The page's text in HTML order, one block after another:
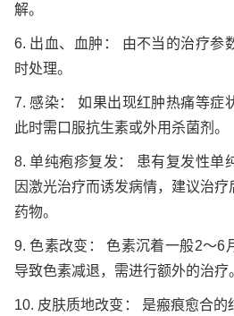
解。
6. 出血、血肿： 由不当的治疗参
时处理。
7. 感染： 如果出现红肿热痛等症
此时需口服抗生素或外用杀菌剂。
8. 单纯疱疹复发： 患有复发性单
因激光治疗而诱发病情，建议治
药物。
9. 色素改变： 色素沉着一般2～6
导致色素减退，需进行额外的治疗
10. 皮肤质地改变： 是瘢痕愈合